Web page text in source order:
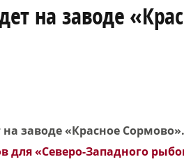
на заводе
заводе «Красное
для «Северо-Западного